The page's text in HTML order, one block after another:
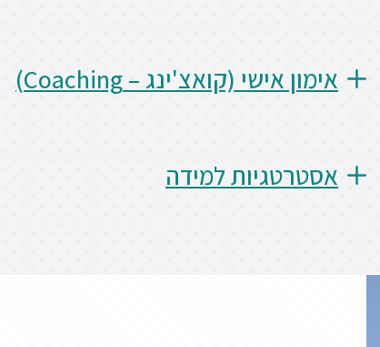
אימון אישי (קואצ'ינג – Coaching)
אסטרטגיות למידה